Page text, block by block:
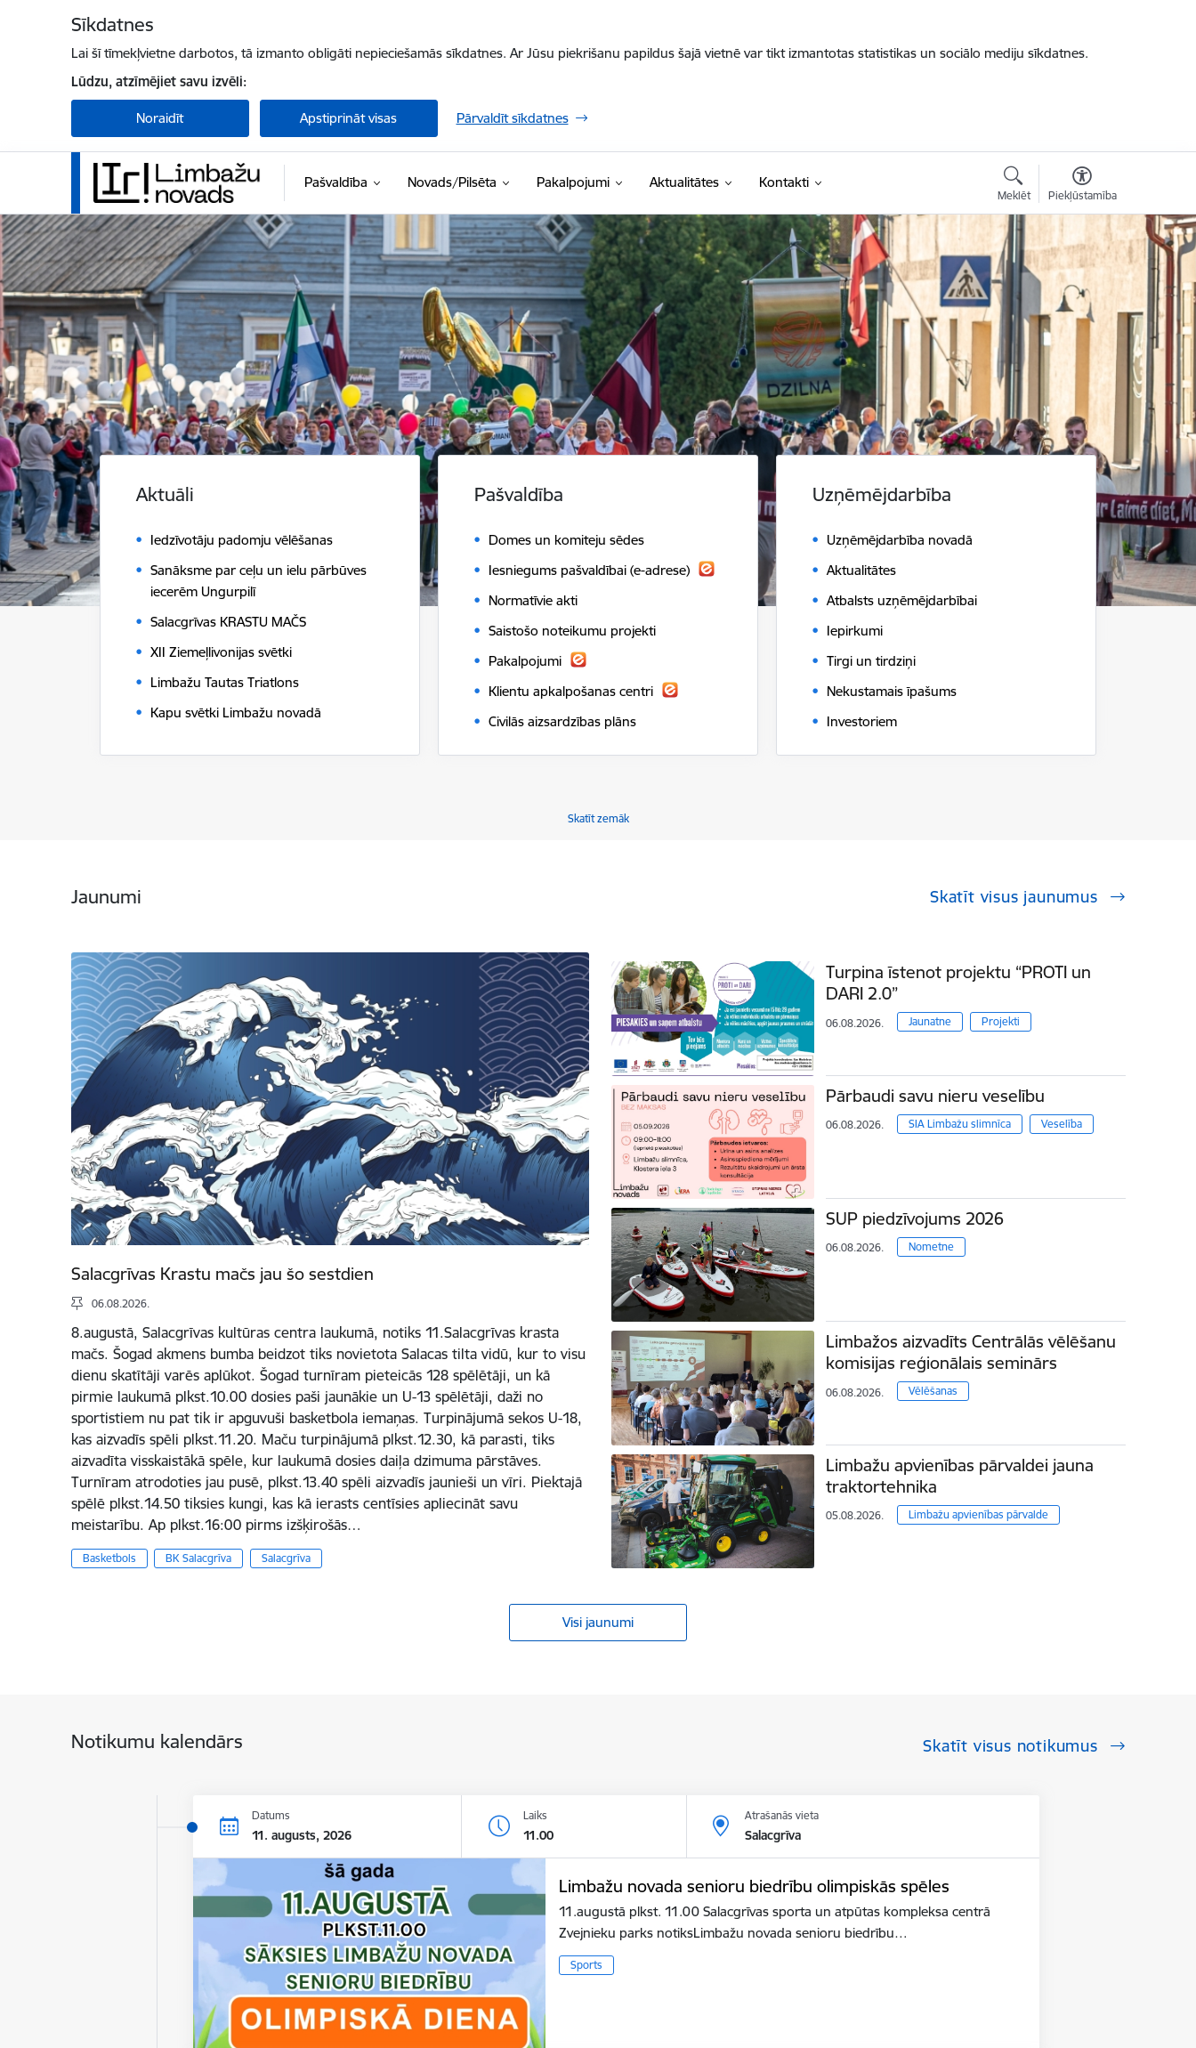
Sīkdatnes
Lai šī tīmekļvietne darbotos, tā izmanto obligāti nepieciešamās sīkdatnes. Ar Jūsu piekrišanu papildus šajā vietnē var tikt izmantotas statistikas un sociālo mediju sīkdatnes.
Lūdzu, atzīmējiet savu izvēli:
Noraidīt Apstiprināt visas Pārvaldīt sīkdatnes
Pašvaldība Novads/Pilsēta Pakalpojumi Aktualitātes Kontakti
Meklēt Piekļūstamība
Limbažu novada pašvaldība
Aktuāli
Iedzīvotāju padomju vēlēšanas
Sanāksme par ceļu un ielu pārbūves
iecerēm Ungurpilī
Salacgrīvas KRASTU MAČS
XII Ziemeļlivonijas svētki
Limbažu Tautas Triatlons
Kapu svētki Limbažu novadā
Pašvaldība
Domes un komiteju sēdes
Iesniegums pašvaldībai (e-adrese)
Normatīvie akti
Saistošo noteikumu projekti
Pakalpojumi
Klientu apkalpošanas centri
Civilās aizsardzības plāns
Uzņēmējdarbība
Uzņēmējdarbība novadā
Aktualitātes
Atbalsts uzņēmējdarbībai
Iepirkumi
Tirgi un tirdziņi
Nekustamais īpašums
Investoriem
Skatīt zemāk
Jaunumi Skatīt visus jaunumus
Salacgrīvas Krastu mačs jau šo sestdien
06.08.2026.
8.augustā, Salacgrīvas kultūras centra laukumā, notiks 11.Salacgrīvas krasta
mačs. Šogad akmens bumba beidzot tiks novietota Salacas tilta vidū, kur to visu
dienu skatītāji varēs aplūkot. Šogad turnīram pieteicās 128 spēlētāji, un kā
pirmie laukumā plkst.10.00 dosies paši jaunākie un U-13 spēlētāji, daži no
sportistiem nu pat tik ir apguvuši basketbola iemaņas. Turpinājumā sekos U-18,
kas aizvadīs spēli plkst.11.20. Maču turpinājumā plkst.12.30, kā parasti, tiks
aizvadīta visskaistākā spēle, kur laukumā dosies daiļa dzimuma pārstāves.
Turnīram atrodoties jau pusē, plkst.13.40 spēli aizvadīs jaunieši un vīri. Piektajā
spēlē plkst.14.50 tiksies kungi, kas kā ierasts centīsies apliecināt savu
meistarību. Ap plkst.16:00 pirms izšķirošās…
Basketbols BK Salacgrīva Salacgrīva
Turpina īstenot projektu “PROTI un
DARI 2.0”
06.08.2026. Jaunatne Projekti
Pārbaudi savu nieru veselību
06.08.2026. SIA Limbažu slimnīca Veselība
SUP piedzīvojums 2026
06.08.2026. Nometne
Limbažos aizvadīts Centrālās vēlēšanu
komisijas reģionālais seminārs
06.08.2026. Vēlēšanas
Limbažu apvienības pārvaldei jauna
traktortehnika
05.08.2026. Limbažu apvienības pārvalde
Visi jaunumi
Notikumu kalendārs Skatīt visus notikumus
Datums
11. augusts, 2026
Laiks
11.00
Atrašanās vieta
Salacgrīva
Limbažu novada senioru biedrību olimpiskās spēles
11.augustā plkst. 11.00 Salacgrīvas sporta un atpūtas kompleksa centrā
Zvejnieku parks notiksLimbažu novada senioru biedrību…
Sports